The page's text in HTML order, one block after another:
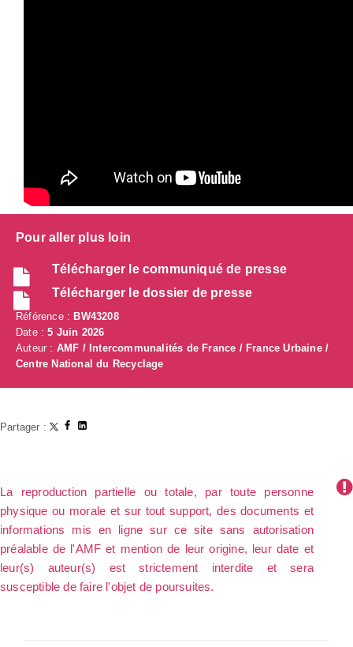
Pour aller plus loin
Télécharger le communiqué de presse
Télécharger le dossier de presse
Référence :BW43208
Date :5 Juin 2026
Auteur : AMF / Intercommunalités de France / France Urbaine /
Centre National du Recyclage
Partager :
La reproduction partielle ou totale, par toute personne
physique ou morale et sur tout support, des documents et
informations mis en ligne sur ce site sans autorisation
préalable de l'AMF et mention de leur origine, leur date et
leur(s) auteur(s) est strictement interdite et sera
susceptible de faire l'objet de poursuites.